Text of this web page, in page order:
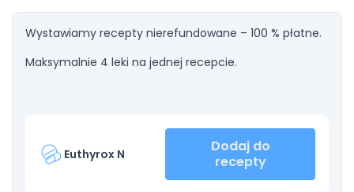
Wystawiamy recepty nierefundowane – 100 % płatne.
Maksymalnie 4 leki na jednej recepcie.
Euthyrox N
Dodaj do
recepty